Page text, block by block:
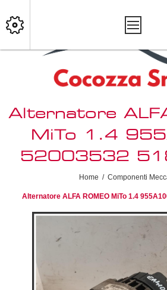
Alternatore
MiTo 1.4
52003532
Home / Componenti
Alternatore ALFA ROMEO MiTo 1.4